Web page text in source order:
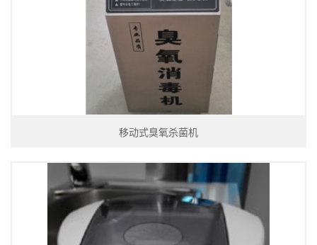
移动式臭氧杀菌机